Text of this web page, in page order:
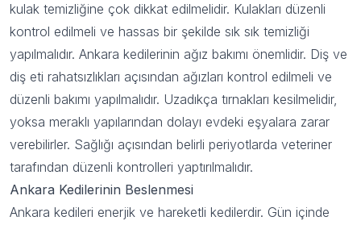
kulak temizliğine çok dikkat edilmelidir. Kulakları düzenli
kontrol edilmeli ve hassas bir şekilde sık sık temizliği
yapılmalıdır. Ankara kedilerinin ağız bakımı önemlidir. Diş ve
diş eti rahatsızlıkları açısından ağızları kontrol edilmeli ve
düzenli bakımı yapılmalıdır. Uzadıkça tırnakları kesilmelidir,
yoksa meraklı yapılarından dolayı evdeki eşyalara zarar
verebilirler. Sağlığı açısından belirli periyotlarda veteriner
tarafından düzenli kontrolleri yaptırılmalıdır.
Ankara Kedilerinin Beslenmesi
Ankara kedileri enerjik ve hareketli kedilerdir. Gün içinde